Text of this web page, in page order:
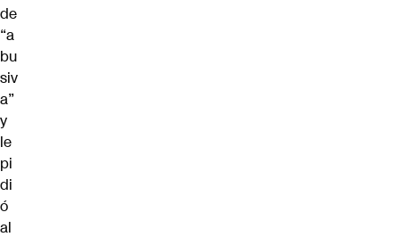
de
“a
bu
siv
a”
y
le
pi
di
ó
al